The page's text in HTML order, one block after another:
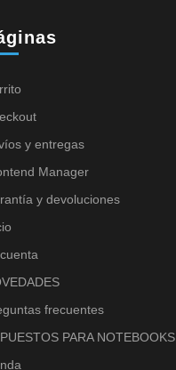
y entregas
Manager
y devoluciones
frecuentes
PARA NOTEBOOKS